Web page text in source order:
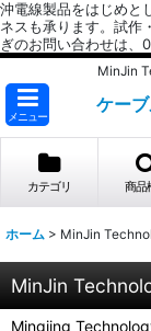
沖電線製品をはじめと
ネスも承ります。試作
ぎのお問い合わせは、
MinJin
メニュー
ケー
カテゴリ 商品
ホーム > MinJin
MinJin
Mingjing